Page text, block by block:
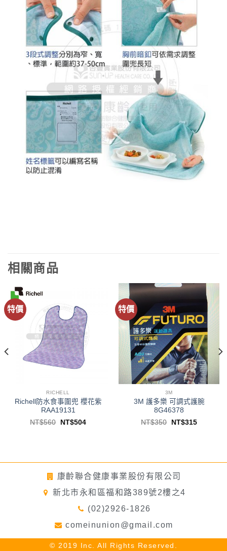
相關商品
特價
RICHELL
Richell防水食事圍兜 櫻花紫
RAA19131
NT$560 NT$504
特價
3M
3M 護多樂 可調式護腕
8G46378
NT$350 NT$315
康齡聯合健康事業股份有限公司
新北市永和區福和路389號2樓之4
(02)2926-1826
comeinunion@gmail.com
© 2019 Inc. All Rights Reserved.